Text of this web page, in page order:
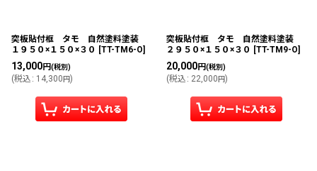
突板貼付框 タモ 自然塗料塗装
１９５０×１５０×３０ [TT-TM6-O]
13,000円(税別)
(税込 : 14,300 円)
突板貼付框 タモ 自然塗料塗装
２９５０×１５０×３０ [TT-TM9-O]
20,000円(税別)
(税込 : 22,000 円)